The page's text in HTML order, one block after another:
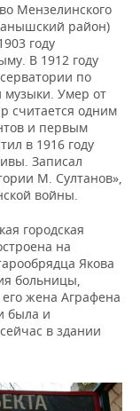
Мензелинского
район)
году
В 1912 году
по
музыки. Умер от
считается одним
и первым
в 1916 году
Записал
М. Султанов»,
войны.
городская
на
Якова
больницы,
жена Аграфена
была и
в здании